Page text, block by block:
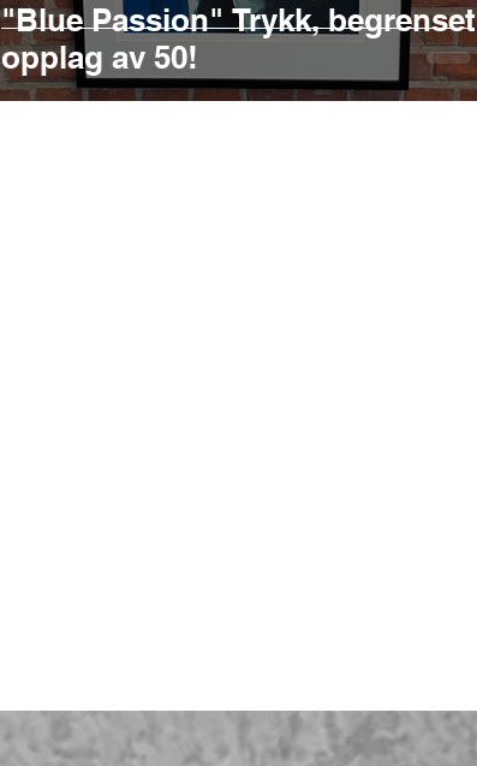
"Blue Passion" Trykk, begrenset
opplag av 50!